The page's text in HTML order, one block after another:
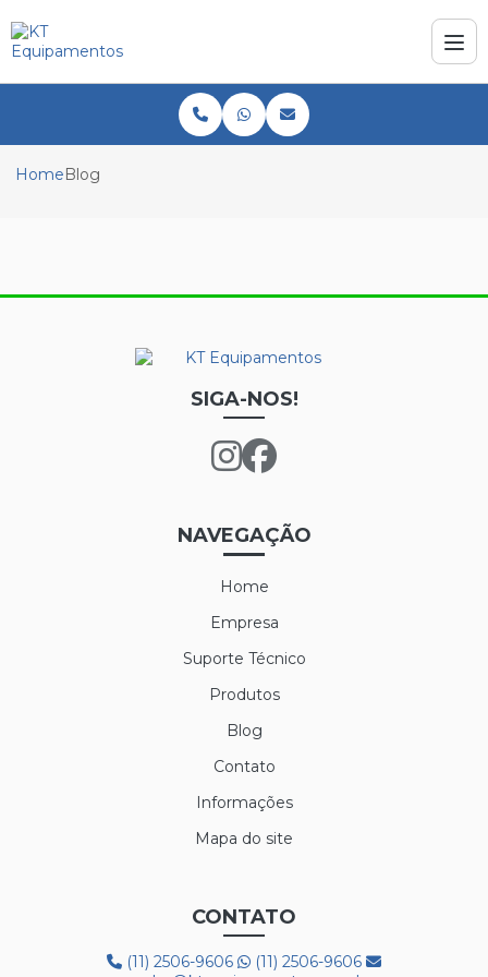
HomeBlog
SIGA-NOS!
NAVEGAÇÃO
Home
Empresa
Suporte Técnico
Produtos
Blog
Contato
Informações
Mapa do site
CONTATO
(11) 2506-9606
(11) 2506-9606